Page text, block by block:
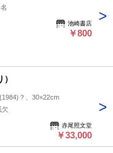
池崎書店
￥800
？、30×22cm
欠
赤尾照文堂
￥33,000